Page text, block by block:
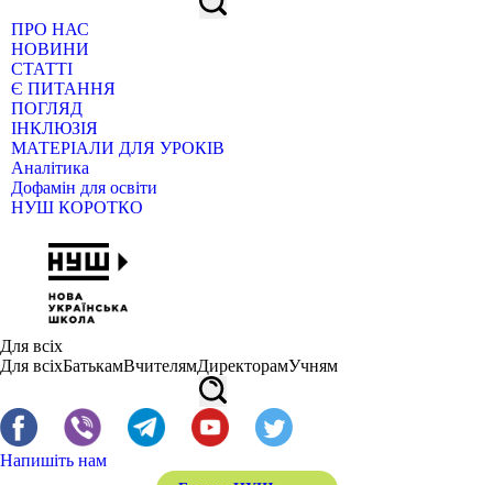
ПРО НАС
НОВИНИ
СТАТТІ
Є ПИТАННЯ
ПОГЛЯД
ІНКЛЮЗІЯ
МАТЕРІАЛИ ДЛЯ УРОКІВ
Аналітика
Дофамін для освіти
НУШ КОРОТКО
Для всіх
Для всіхБатькамВчителямДиректорамУчням
Напишіть нам